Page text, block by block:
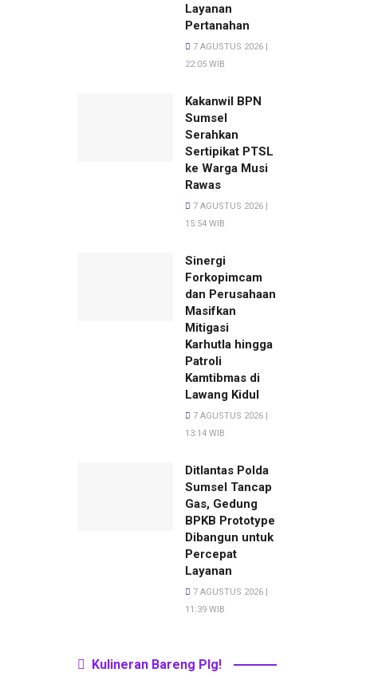
Layanan
Pertanahan
7 AGUSTUS 2026 |
22:05 WIB
Kakanwil BPN
Sumsel
Serahkan
Sertipikat PTSL
ke Warga Musi
Rawas
7 AGUSTUS 2026 |
15:54 WIB
Sinergi
Forkopimcam
dan Perusahaan
Masifkan
Mitigasi
Karhutla hingga
Patroli
Kamtibmas di
Lawang Kidul
7 AGUSTUS 2026 |
13:14 WIB
Ditlantas Polda
Sumsel Tancap
Gas, Gedung
BPKB Prototype
Dibangun untuk
Percepat
Layanan
7 AGUSTUS 2026 |
11:39 WIB
Kulineran Bareng Plg!